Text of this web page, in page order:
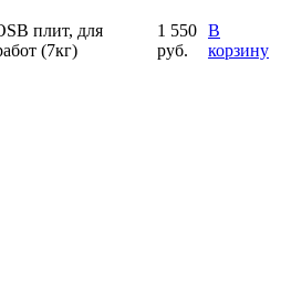
плит, для
(7кг)
1 550
руб.
В
корзину